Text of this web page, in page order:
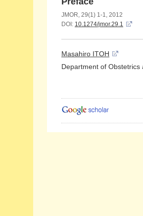
JMOR, 29(1) 1-1, 2012
DOI: 10.1274/jmor.29.1
Masahiro ITOH
Department of